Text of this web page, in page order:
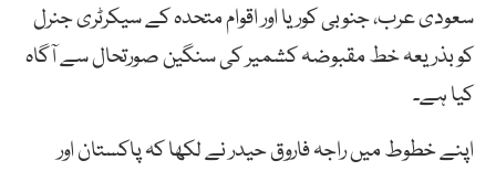
سعودی عرب، جنوبی کوریا اور اقوام متحدہ کے سیکرٹری جنرل
کو بذریعہ خط مقبوضہ کشمیر کی سنگین صورتحال سے آگاہ
کیا ہے۔
اپنے خطوط میں راجہ فاروق حیدر نے لکھا کہ پاکستان اور